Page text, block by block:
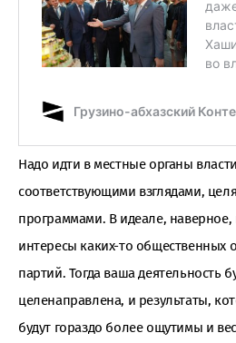
Надо идти в местные органы
соответствующими взглядами,
программами. В идеале, наверное,
интересы каких-то общественных
партий. Тогда ваша деятельность
целенаправлена, и результаты,
будут гораздо более ощутимы и